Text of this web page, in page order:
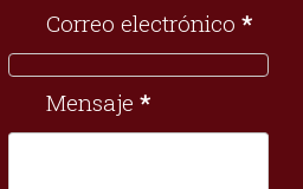
Correo electrónico *
Mensaje *